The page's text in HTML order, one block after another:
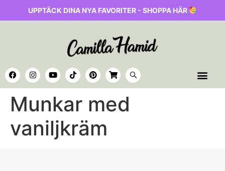
UPPTÄCK DINA NYA FAVORITER - SHOPPA HÄR
Munkar med
vaniljkräm